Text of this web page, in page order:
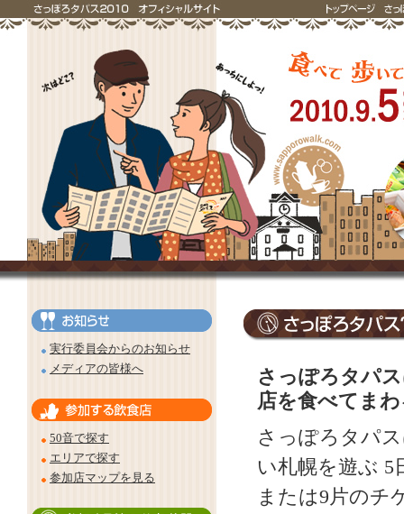
さっぽろタパ
店を食べてま
さっぽろタパ
い札幌を遊ぶ 5
または9片のチ
実行委員会からのお知らせ
メディアの皆様へ
50音で探す
エリアで探す
参加店マップを見る